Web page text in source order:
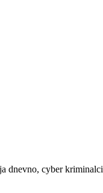
dnevno, cyber kriminalci